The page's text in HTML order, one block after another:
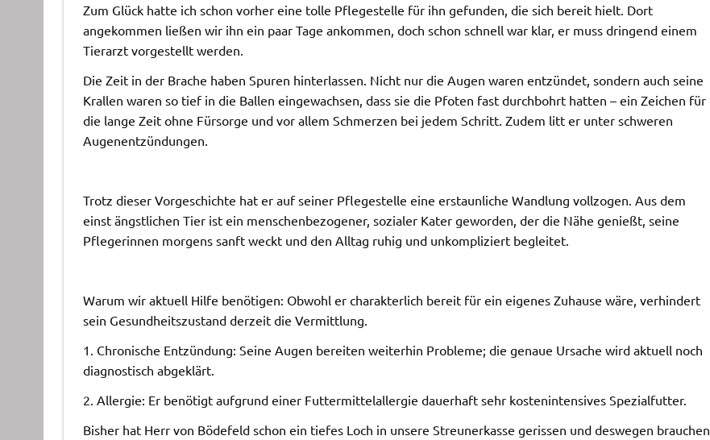
Zum Glück hatte ich schon vorher eine tolle Pflegestelle für ihn gefunden, die sich bereit hielt. Dort
angekommen ließen wir ihn ein paar Tage ankommen, doch schon schnell war klar, er muss dringend einem
Tierarzt vorgestellt werden.
Die Zeit in der Brache haben Spuren hinterlassen. Nicht nur die Augen waren entzündet, sondern auch seine
Krallen waren so tief in die Ballen eingewachsen, dass sie die Pfoten fast durchbohrt hatten – ein Zeichen für
die lange Zeit ohne Fürsorge und vor allem Schmerzen bei jedem Schritt. Zudem litt er unter schweren
Augenentzündungen.
Trotz dieser Vorgeschichte hat er auf seiner Pflegestelle eine erstaunliche Wandlung vollzogen. Aus dem
einst ängstlichen Tier ist ein menschenbezogener, sozialer Kater geworden, der die Nähe genießt, seine
Pflegerinnen morgens sanft weckt und den Alltag ruhig und unkompliziert begleitet.
Warum wir aktuell Hilfe benötigen: Obwohl er charakterlich bereit für ein eigenes Zuhause wäre, verhindert
sein Gesundheitszustand derzeit die Vermittlung.
1. Chronische Entzündung: Seine Augen bereiten weiterhin Probleme; die genaue Ursache wird aktuell noch
diagnostisch abgeklärt.
2. Allergie: Er benötigt aufgrund einer Futtermittelallergie dauerhaft sehr kostenintensives Spezialfutter.
Bisher hat Herr von Bödefeld schon ein tiefes Loch in unsere Streunerkasse gerissen und deswegen brauchen